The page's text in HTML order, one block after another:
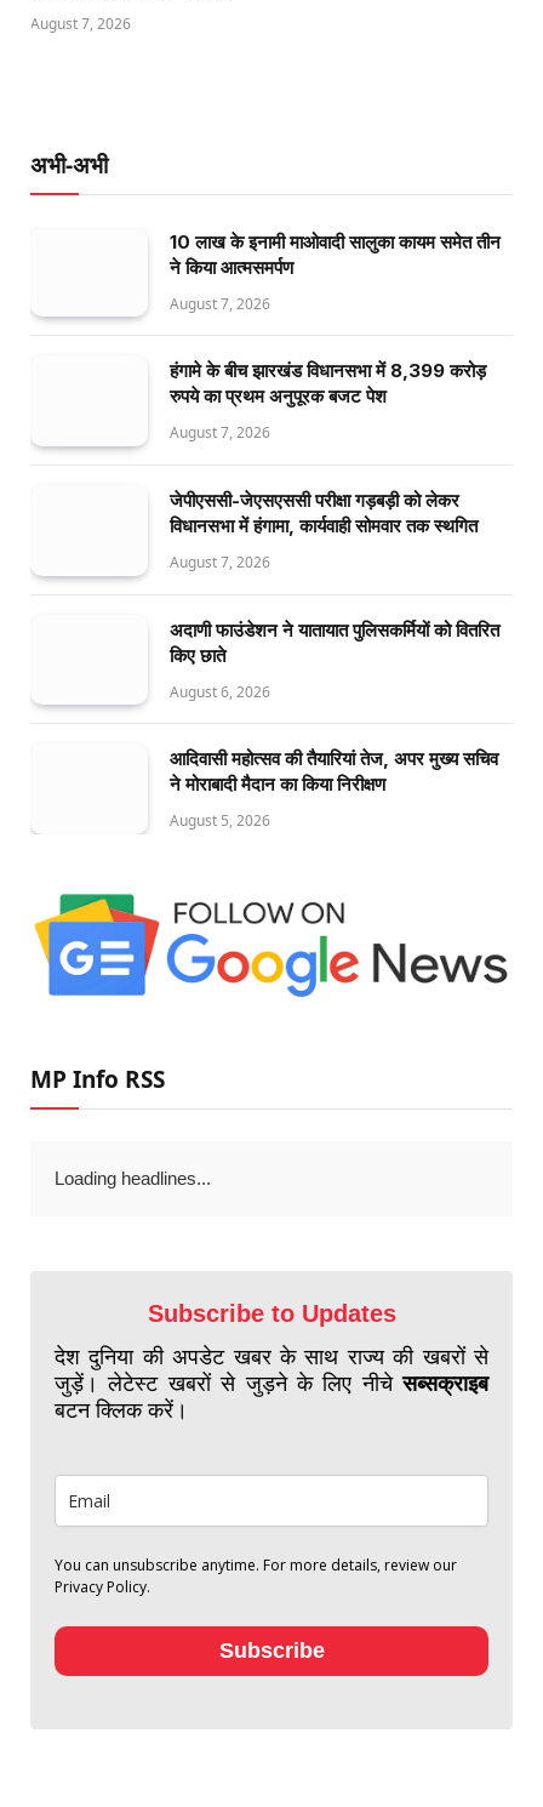
August 7, 2026
अभी-अभी
10 लाख के इनामी माओवादी सालुका कायम समेत तीन
ने किया आत्मसमर्पण
August 7, 2026
हंगामे के बीच झारखंड विधानसभा में 8,399 करोड़
रुपये का प्रथम अनुपूरक बजट पेश
August 7, 2026
जेपीएससी-जेएसएससी परीक्षा गड़बड़ी को लेकर
विधानसभा में हंगामा, कार्यवाही सोमवार तक स्थगित
August 7, 2026
अदाणी फाउंडेशन ने यातायात पुलिसकर्मियों को वितरित
किए छाते
August 6, 2026
आदिवासी महोत्सव की तैयारियां तेज, अपर मुख्य सचिव
ने मोराबादी मैदान का किया निरीक्षण
August 5, 2026
MP Info RSS
Loading headlines...
Subscribe to Updates
देश दुनिया की अपडेट खबर के साथ राज्य की खबरों से
जुड़ें। लेटेस्ट खबरों से जुड़ने के लिए नीचेसब्सक्राइब
बटन क्लिक करें।
You can unsubscribe anytime. For more details, review our
Privacy Policy.
Subscribe